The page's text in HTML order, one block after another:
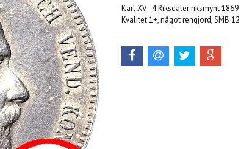
Karl XV - 4 Riksdaler riksmynt 1869
Kvalitet 1+, något rengjord, SMB 12